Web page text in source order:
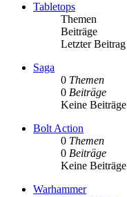
Tabletops
Themen
Beiträge
Letzter Beitrag
Saga
0 Themen
0 Beiträge
Keine Beiträge
Bolt Action
0 Themen
0 Beiträge
Keine Beiträge
Warhammer